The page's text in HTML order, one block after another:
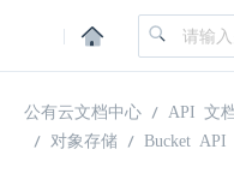
|
公有云文档中心 API 文
对象存储
Bucket API